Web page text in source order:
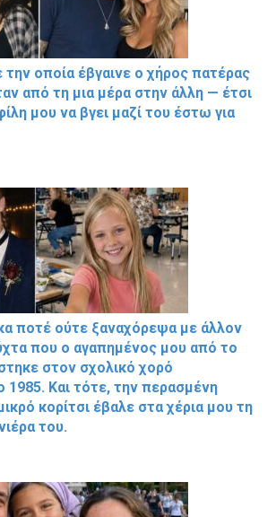
την οποία έβγαινε ο χήρος πατέρας
από τη μια μέρα στην άλλη — έτσι
μου να βγει μαζί του έστω για
ποτέ ούτε ξαναχόρεψα με άλλον
που ο αγαπημένος μου από το
στον σχολικό χορό
1985. Και τότε, την περασμένη
κορίτσι έβαλε στα χέρια μου τη
του.